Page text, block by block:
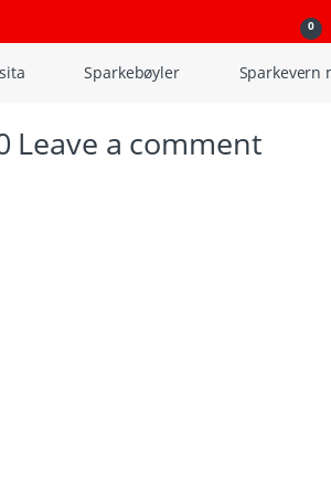
0
Sparkebøyler Sparkevern
Leave a comment